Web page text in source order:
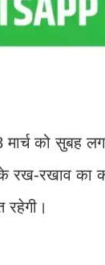
को सुबह
रखाव का